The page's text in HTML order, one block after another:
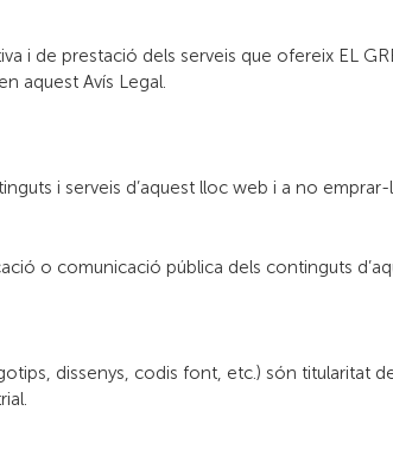
i de prestació dels serveis que ofereix EL
aquest Avís Legal.
i serveis d’aquest lloc web i a no
o comunicació pública dels continguts
dissenys, codis font, etc.) són titularitat